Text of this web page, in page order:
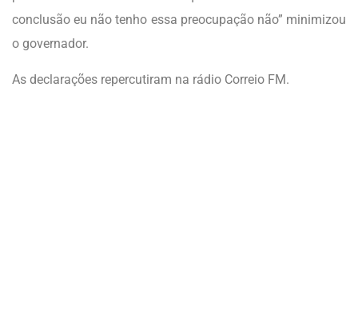
conclusão eu não tenho essa preocupação não” minimizou
o governador.
As declarações repercutiram na rádio Correio FM.